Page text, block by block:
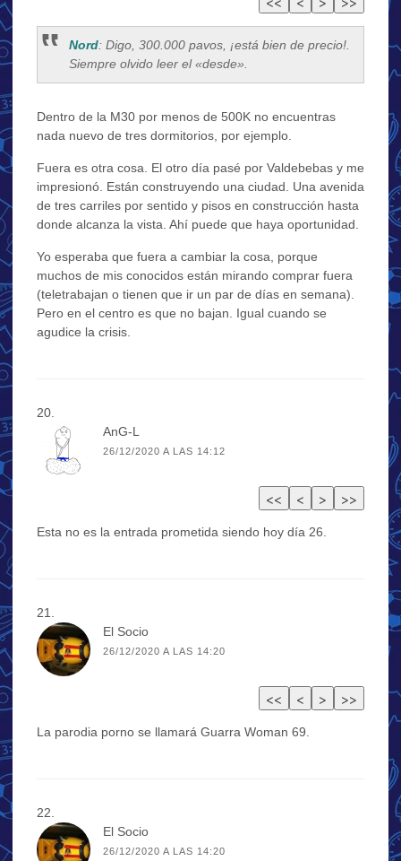
Nord: Digo, 300.000 pavos, ¡está bien de precio!.
Siempre olvido leer el «desde».
Dentro de la M30 por menos de 500K no encuentras
nada nuevo de tres dormitorios, por ejemplo.
Fuera es otra cosa. El otro día pasé por Valdebebas y me
impresionó. Están construyendo una ciudad. Una avenida
de tres carriles por sentido y pisos en construcción hasta
donde alcanza la vista. Ahí puede que haya oportunidad.
Yo esperaba que fuera a cambiar la cosa, porque
muchos de mis conocidos están mirando comprar fuera
(teletrabajan o tienen que ir un par de días en semana).
Pero en el centro es que no bajan. Igual cuando se
agudice la crisis.
AnG-L
26/12/2020 A LAS 14:12
Esta no es la entrada prometida siendo hoy día 26.
El Socio
26/12/2020 A LAS 14:20
La parodia porno se llamará Guarra Woman 69.
El Socio
26/12/2020 A LAS 14:20